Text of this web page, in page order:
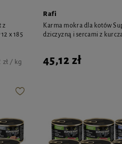
z
x 185
zł / kg
Rafi
Karma mokra dla kotów
dziczyzną i sercami z
45,12 zł